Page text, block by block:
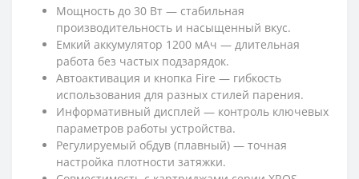
Мощность до 30 Вт — стабильная
производительность и насыщенный вкус.
Емкий аккумулятор 1200 мАч — длительная
работа без частых подзарядок.
Автоактивация и кнопка Fire — гибкость
использования для разных стилей парения.
Информативный дисплей — контроль ключевых
параметров работы устройства.
Регулируемый обдув (плавный) — точная
настройка плотности затяжки.